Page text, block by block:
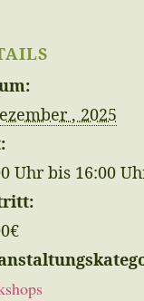
, 2025
Uhr bis 16:00